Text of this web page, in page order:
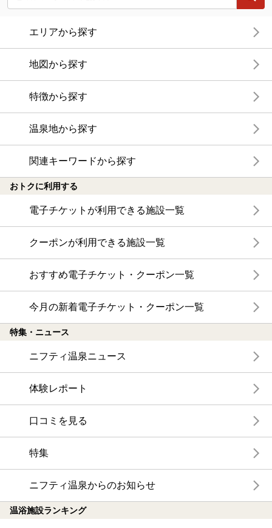
エリアから探す
地図から探す
特徴から探す
温泉地から探す
関連キーワードから探す
おトクに利用する
電子チケットが利用できる施設一覧
クーポンが利用できる施設一覧
おすすめ電子チケット・クーポン一覧
今月の新着電子チケット・クーポン一覧
特集・ニュース
ニフティ温泉ニュース
体験レポート
口コミを見る
特集
ニフティ温泉からのお知らせ
温浴施設ランキング